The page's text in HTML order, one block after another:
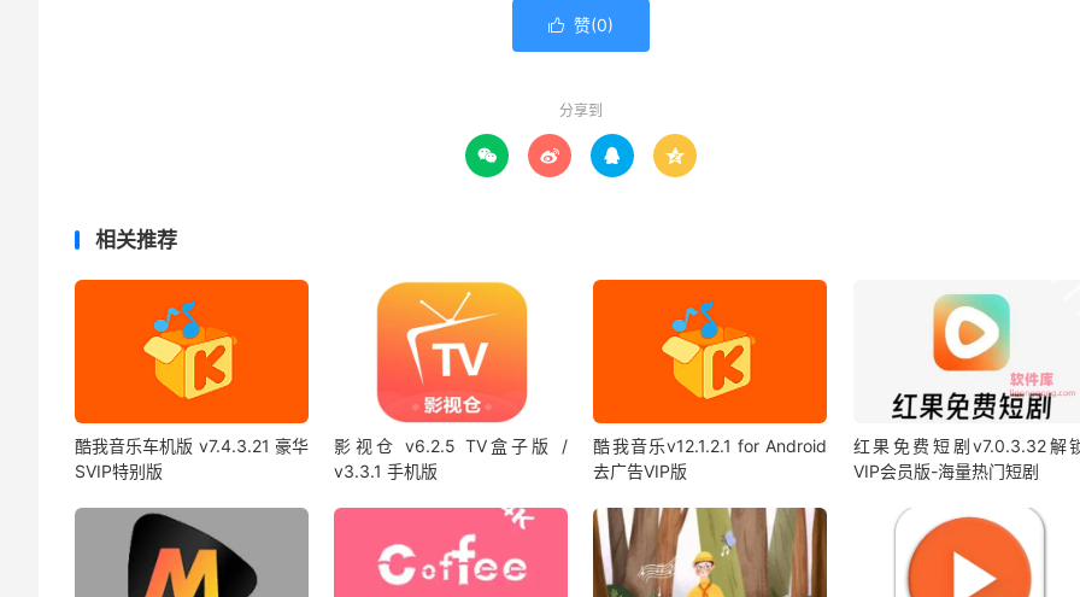
 赞(0)
分享到
   
相关推荐
酷我音乐车机版 v7.4.3.21 豪华
SVIP特别版
影视仓 v6.2.5 TV盒子版 /
v3.3.1 手机版
酷我音乐v12.1.2.1 for Android
去广告VIP版
红果免费短剧v7.0.3.32解
VIP会员版-海量热门短剧